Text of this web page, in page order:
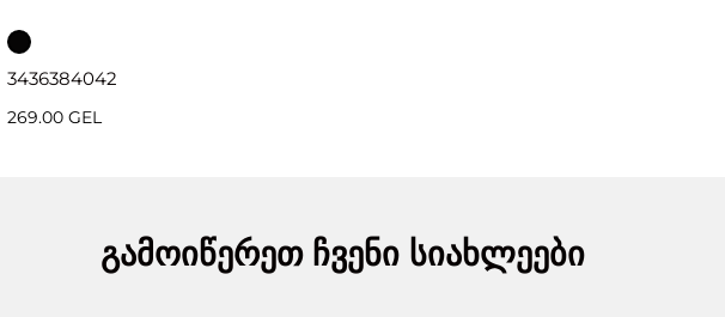
3436384042
269.00 GEL
გამოიწერეთ ჩვენი სიახლეები